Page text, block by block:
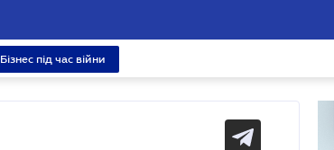
Бізнес під час війни